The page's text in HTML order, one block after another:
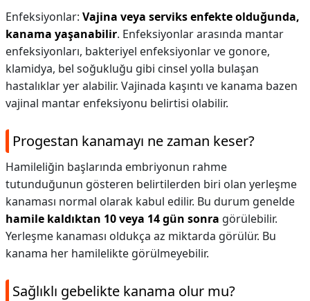
Enfeksiyonlar: Vajina veya serviks enfekte olduğunda,
kanama yaşanabilir. Enfeksiyonlar arasında mantar
enfeksiyonları, bakteriyel enfeksiyonlar ve gonore,
klamidya, bel soğukluğu gibi cinsel yolla bulaşan
hastalıklar yer alabilir. Vajinada kaşıntı ve kanama bazen
vajinal mantar enfeksiyonu belirtisi olabilir.
Progestan kanamayı ne zaman keser?
Hamileliğin başlarında embriyonun rahme
tutunduğunun gösteren belirtilerden biri olan yerleşme
kanaması normal olarak kabul edilir. Bu durum genelde
hamile kaldıktan 10 veya 14 gün sonra görülebilir.
Yerleşme kanaması oldukça az miktarda görülür. Bu
kanama her hamilelikte görülmeyebilir.
Sağlıklı gebelikte kanama olur mu?